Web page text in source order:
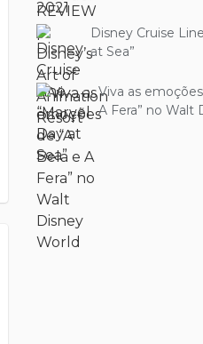
Disney Cruise
at Sea”
Viva as
A Fera” no Walt